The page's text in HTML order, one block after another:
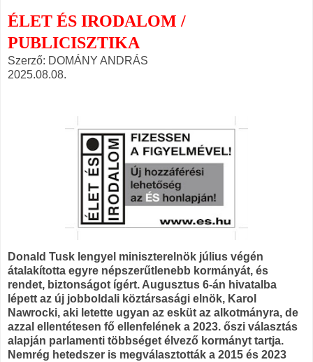
ÉLET ÉS IRODALOM /
PUBLICISZTIKA
Szerző: DOMÁNY ANDRÁS
2025.08.08.
Donald Tusk lengyel miniszterelnök július végén
átalakította egyre népszerűtlenebb kormányát, és
rendet, biztonságot ígért. Augusztus 6-án hivatalba
lépett az új jobboldali köztársasági elnök, Karol
Nawrocki, aki letette ugyan az esküt az alkotmányra, de
azzal ellentétesen fő ellenfelének a 2023. őszi választás
alapján parlamenti többséget élvező kormányt tartja.
Nemrég hetedszer is megválasztották a 2015 és 2023